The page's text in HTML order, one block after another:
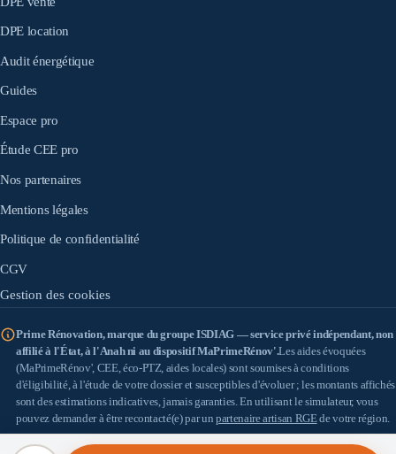
DPE location
Audit énergétique
Guides
Espace pro
Étude CEE pro
Nos partenaires
Mentions légales
Politique de confidentialité
CGV
Gestion des cookies
Prime Rénovation, marque du groupe ISDIAG — service privé indépendant, non
affilié à l'État, à l'Anah ni au dispositif MaPrimeRénov'.Les aides évoquées
(MaPrimeRénov', CEE, éco-PTZ, aides locales) sont soumises à conditions
d'éligibilité, à l'étude de votre dossier et susceptibles d'évoluer ; les montants affichés
sont des estimations indicatives, jamais garanties. En utilisant le simulateur, vous
pouvez demander à être recontacté(e) par un partenaire artisan RGEde votre région.